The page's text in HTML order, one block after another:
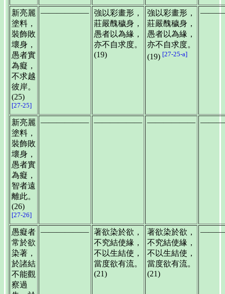
新亮麗
塗料，
裝飾敗
壞身，
愚者實
為癡，
不求越
彼岸。
(25)
[27-25]
—————— 強以彩畫形，
莊嚴醜穢身，
愚者以為緣，
亦不自求度。
(19)
強以彩畫形，
莊嚴醜穢身，
愚者以為緣，
亦不自求度。
(19) [27-25-a]
新亮麗
塗料，
裝飾敗
壞身，
愚者實
為癡，
智者遠
離此。
(26)
[27-26]
—————— —————— ——————
愚癡者
常於欲
染著，
於諸結
不能觀
察過
—————— 著欲染於欲，
不究結使緣，
不以生結使，
當度欲有流。
(21)
著欲染於欲，
不究結使緣，
不以生結使，
當度欲有流。
(21)